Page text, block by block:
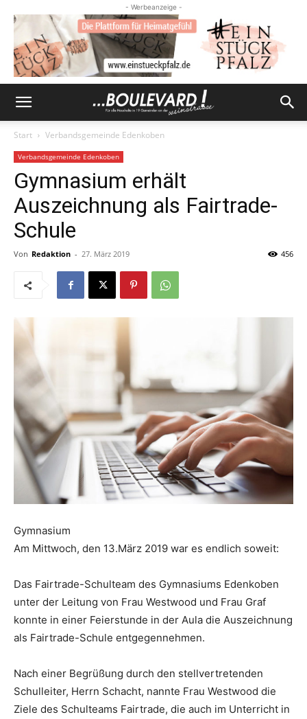
- Werbeanzeige -
Start Verbandsgemeinde Edenkoben
Verbandsgemeinde Edenkoben
Gymnasium erhält
Auszeichnung als Fairtrade-
Schule
Von Redaktion - 27. März 2019 456
Gymnasium
Am Mittwoch, den 13.März 2019 war es endlich soweit:
Das Fairtrade-Schulteam des Gymnasiums Edenkoben
unter der Leitung von Frau Westwood und Frau Graf
konnte in einer Feierstunde in der Aula die Auszeichnung
als Fairtrade-Schule entgegennehmen.
Nach einer Begrüßung durch den stellvertretenden
Schulleiter, Herrn Schacht, nannte Frau Westwood die
Ziele des Schulteams Fairtrade, die auch im Unterricht in